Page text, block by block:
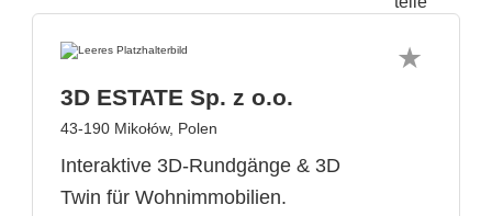
3D ESTATE Sp. z o.o.
43-190 Mikołów, Polen
Interaktive 3D-Rundgänge & 3D
Twin für Wohnimmobilien.